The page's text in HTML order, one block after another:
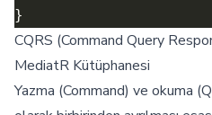
CQRS (Command Query
MediatR Kütüphanesi
Yazma (Command) ve okuma